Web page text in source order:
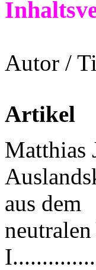
Autor /
Artikel
Matthias
aus dem